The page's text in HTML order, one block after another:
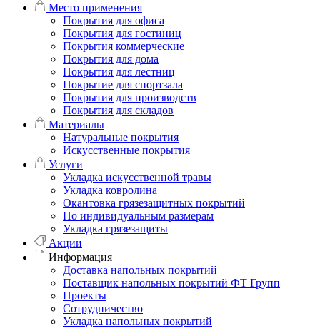
Место применения
Покрытия для офиса
Покрытия для гостиниц
Покрытия коммерческие
Покрытия для дома
Покрытия для лестниц
Покрытие для спортзала
Покрытия для производств
Покрытия для складов
Материалы
Натуральные покрытия
Искусственные покрытия
Услуги
Укладка искусственной травы
Укладка ковролина
Окантовка грязезащитных покрытий
По индивидуальным размерам
Укладка грязезащиты
Акции
Информация
Доставка напольных покрытий
Поставщик напольных покрытий ФТ Групп
Проекты
Сотрудничество
Укладка напольных покрытий